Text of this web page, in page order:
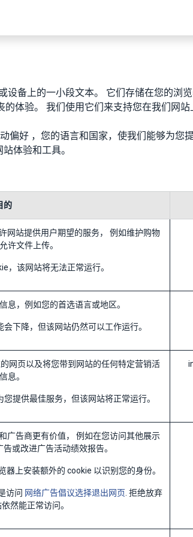
备上的一小段文本。 它们存储在您的浏
体验。 我们使用它们来支持您在我们网
好 ，您的语言和国家，使我们能够为您
体验和工具。
的
网站提供用户期望的服务， 例如维护购物
许文件上传。
，该网站将无法正常运行。
息，例如您的首选语言或地区。
下降，但该网站仍然可以工作运行。
网页以及将您带到网站的任何特定营销活
息。
提供最佳服务，但该网站将正常运行。
广告商更有价值， 例如在您访问其他展示
或改进广告活动绩效报告。
上安装额外的 cookie 以识别您的身份。
访问 网络广告倡议选择退出网页 . 拒绝放弃
然能正常访问。